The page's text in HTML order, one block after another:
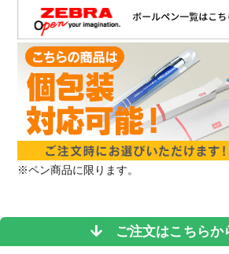
※ペン商品に限ります。
ご注文はこちら